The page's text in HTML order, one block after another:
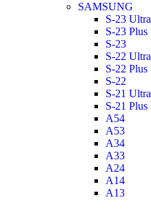
SAMSUNG
S-23 Ultra
S-23 Plus
S-23
S-22 Ultra
S-22 Plus
S-22
S-21 Ultra
S-21 Plus
A54
A53
A34
A33
A24
A14
A13